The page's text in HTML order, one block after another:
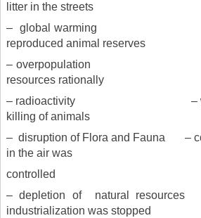
litter in the streets
– global warming – we
reproduced animal reserves
– overpopulation –
resources rationally
– radioactivity – we
killing of animals
– disruption of Flora and Fauna –
in the air was
controlled
– depletion of natural
industrialization was stopped